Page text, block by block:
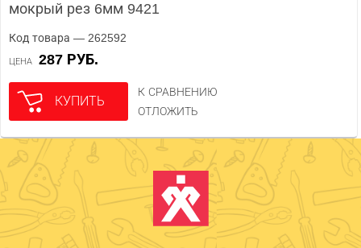
мокрый рез 6мм 9421
Код товара — 262592
ЦЕНА 287 РУБ.
КУПИТЬ
К СРАВНЕНИЮ
ОТЛОЖИТЬ